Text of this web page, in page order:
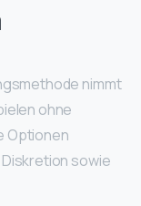
nimmt
ohne
Optionen
sowie